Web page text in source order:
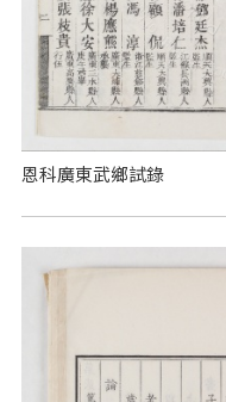
恩科廣東武鄉試錄